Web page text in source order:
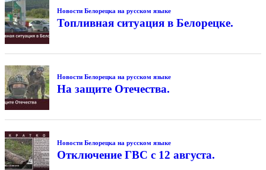
Новости Белорецка на русском языке
Топливная ситуация в Белорецке.
Новости Белорецка на русском языке
На защите Отечества.
Новости Белорецка на русском языке
Отключение ГВС с 12 августа.